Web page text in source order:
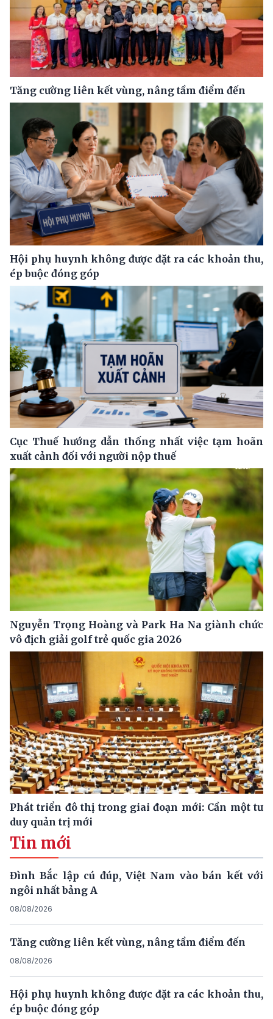
Tăng cường liên kết vùng, nâng tầm điểm đến
Hội phụ huynh không được đặt ra các khoản thu,
ép buộc đóng góp
Cục Thuế hướng dẫn thống nhất việc tạm hoãn
xuất cảnh đối với người nộp thuế
Nguyễn Trọng Hoàng và Park Ha Na giành chức
vô địch giải golf trẻ quốc gia 2026
Phát triển đô thị trong giai đoạn mới: Cần một tư
duy quản trị mới
Tin mới
Đình Bắc lập cú đúp, Việt Nam vào bán kết với
ngôi nhất bảng A
08/08/2026
Tăng cường liên kết vùng, nâng tầm điểm đến
08/08/2026
Hội phụ huynh không được đặt ra các khoản thu,
ép buộc đóng góp